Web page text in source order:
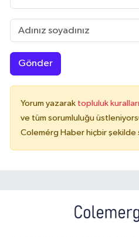
Gönder
Yorum yazarak topluluk
ve tüm sorumluluğu
Colemérg Haber hiçbir şekilde